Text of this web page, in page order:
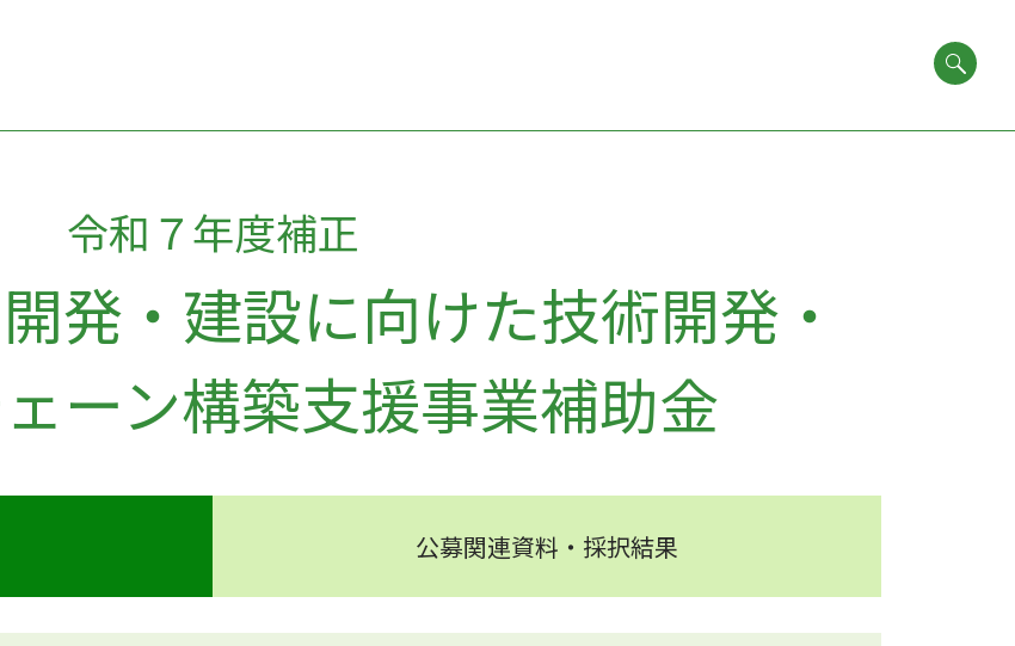
令和７年度補正
発・建設に向けた技術開発・
ーン構築支援事業補助金
公募関連資料・採択結果